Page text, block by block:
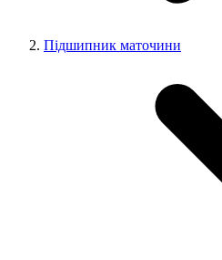
Підшипник маточини